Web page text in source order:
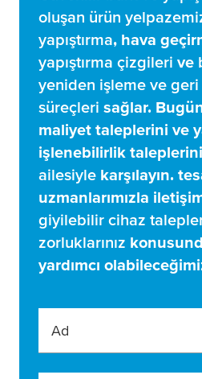
oluşan ürün
yapıştırma, hava
yapıştırma çizgileri ve
yeniden işleme ve
süreçleri sağlar.
maliyet taleplerini ve
işlenebilirlik
ailesiyle karşılayın.
uzmanlarımızla
giyilebilir cihaz
zorluklarınız
yardımcı
Ad